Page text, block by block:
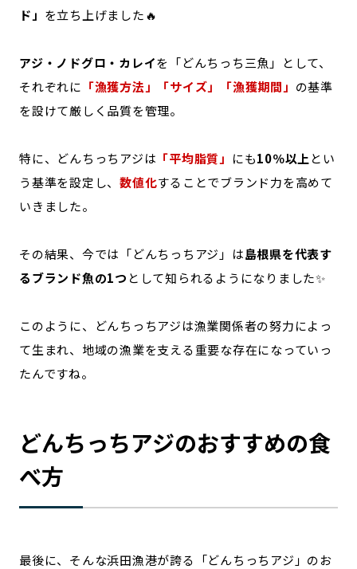
ド」 を立ち上げました🔥
アジ・ノドグロ・カレイを「どんちっち三魚」として、
それぞれに 「漁獲方法」「サイズ」「漁獲期間」 の基準
を設けて厳しく品質を管理。
特に、どんちっちアジは 「平均脂質」 にも10％以上 とい
う基準を設定し、 数値化することでブランド力を高めて
いきました。
その結果、今では「どんちっちアジ」は島根県を代表す
るブランド魚の1つ として知られるようになりました✨
このように、どんちっちアジは漁業関係者の努力によっ
て生まれ、地域の漁業を支える重要な存在になっていっ
たんですね。
どんちっちアジのおすすめの食
べ方
最後に、そんな浜田漁港が誇る「どんちっちアジ」のお